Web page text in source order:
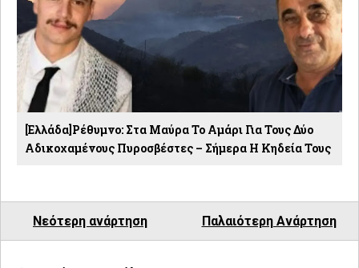
[Ελλάδα]Ρέθυμνο: Στα Μαύρα Το Αμάρι Για Τους Δύο
Αδικοχαμένους Πυροσβέστες – Σήμερα Η Κηδεία Τους
Νεότερη ανάρτηση Παλαιότερη Ανάρτηση